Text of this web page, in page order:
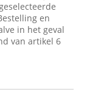
en
in het geval
van artikel 6